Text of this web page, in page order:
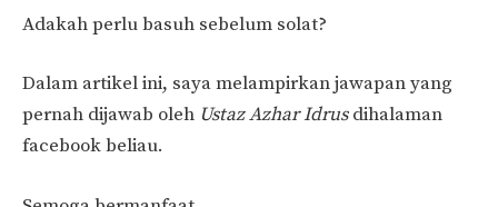
Adakah perlu basuh sebelum solat?
Dalam artikel ini, saya melampirkan jawapan yang
pernah dijawab oleh Ustaz Azhar Idrusdihalaman
facebook beliau.